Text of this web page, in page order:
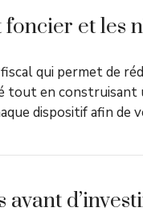
et les
qui permet de
en construisant
dispositif afin